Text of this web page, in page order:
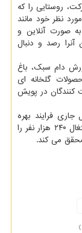
روستایی را که
نظر خود مانند
صورت آنلاین و
آنرا رصد و دنبال
دام سبک، باغ
گلخانه ای
کنندگان در پویش
جاری فرایند بهره
برداری از ۸۰ هزار طرح اجتماع محور با ظرفیت اشتغال ۲۴۰ هزار نفر را
می کند.